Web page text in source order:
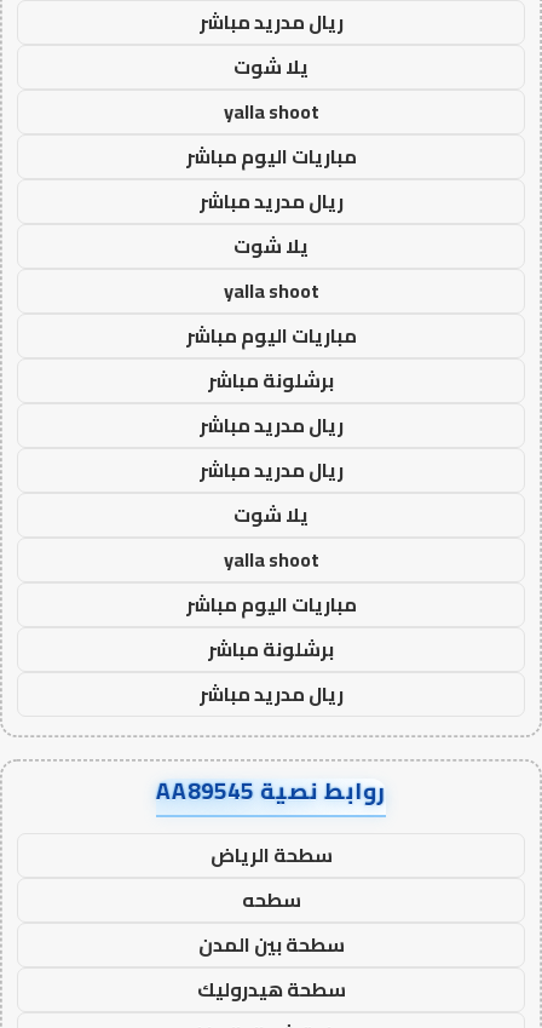
ريال مدريد مباشر
يلا شوت
yalla shoot
مباريات اليوم مباشر
ريال مدريد مباشر
يلا شوت
yalla shoot
مباريات اليوم مباشر
برشلونة مباشر
ريال مدريد مباشر
ريال مدريد مباشر
يلا شوت
yalla shoot
مباريات اليوم مباشر
برشلونة مباشر
ريال مدريد مباشر
روابط نصية AA89545
سطحة الرياض
سطحه
سطحة بين المدن
سطحة هيدروليك